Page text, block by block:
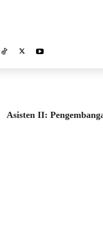
Asisten II: